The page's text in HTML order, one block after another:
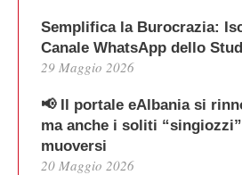
Semplifica la Burocrazia:
Canale WhatsApp dello
29 Maggio 2026
📢 Il portale eAlbania si
ma anche i soliti
muoversi
20 Maggio 2026